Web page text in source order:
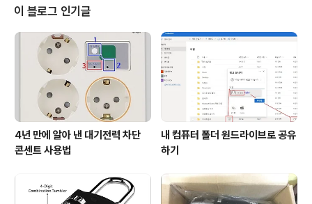
시동이 걸렸습니다. 인터넷 쇼핑몰을 검색해서 새 배터리
를 주문해놓고 1시간 정도 차를 충전했더니 낮에는 멀쩡히
시동이 걸리더군요. 하지만 밤이 문제였습니다. 저녁에 아
파트 주차장에 주차해뒀다가 아침에 시동을 걸었더니 또
시동이 걸리지 않았습니다. 오후에 택배로 받은 새 배터리
를 장착했더니 쌩쌩해졌습니다..
이 블로그 인기글
4년 만에 알아 낸 대기전력 차단
콘센트 사용법
내 컴퓨터 폴더 원드라이브로 공유
하기